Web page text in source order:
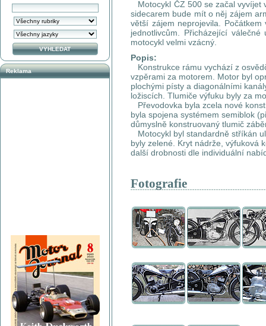
Motocykl ČZ 500 se začal vyvíjet
sidecarem bude mít o něj zájem
větší zájem neprojevila.
jednotlivcům. Přicházející
motocykl velmi vzácný.
Popis:
Konstrukce rámu vychází z
vzpěrami za motorem. Motor byl
plochými písty a diagonálními
ložiscích. Tlumiče výfuku byly za
Převodovka byla zcela nové
byla spojena systémem semiblok
důmyslně konstruovaný tlumič
Motocykl byl standardně stříkán
byly zelené. Kryt nádrže, výfuková
další drobnosti dle individuální
Fotografie
Reklama